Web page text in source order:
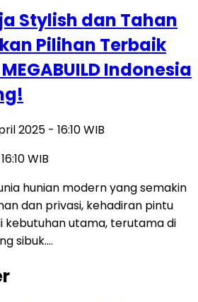
Stylish dan Tahan
Pilihan Terbaik
Indonesia
2025 - 16:10 WIB
WIB
hunian modern yang semakin
dan privasi, kehadiran pintu
kebutuhan utama, terutama di
sibuk….